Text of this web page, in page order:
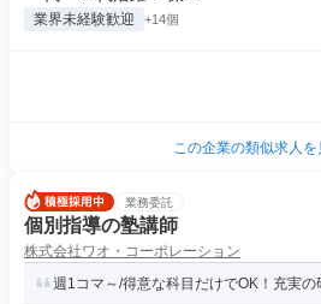
業界未経験歓迎 +14個
この企業の類似求人を
業務委託
個別指導の塾講師
株式会社ワオ・コーポレーション
週1コマ～/得意な科目だけでOK！充実